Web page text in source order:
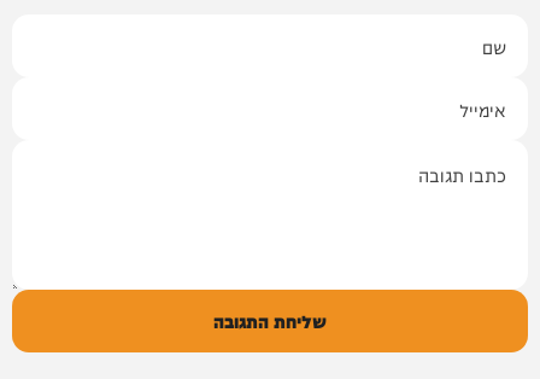
שליחת התגובה